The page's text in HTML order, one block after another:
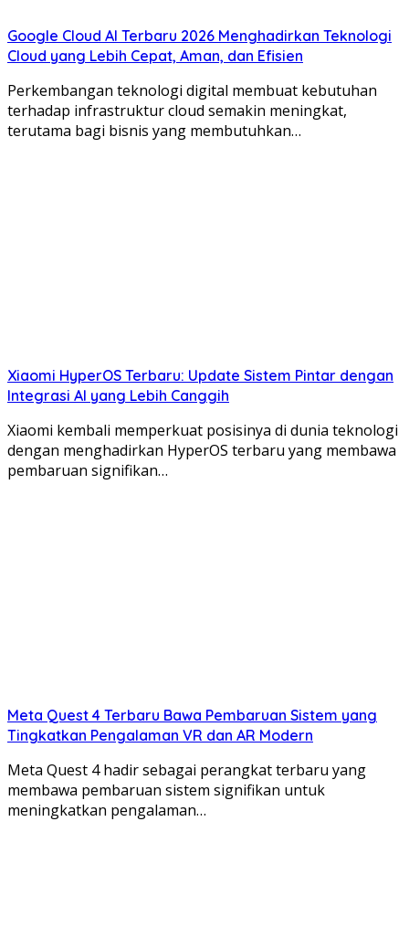
Google Cloud AI Terbaru 2026 Menghadirkan Teknologi
Cloud yang Lebih Cepat, Aman, dan Efisien
Perkembangan teknologi digital membuat kebutuhan
terhadap infrastruktur cloud semakin meningkat,
terutama bagi bisnis yang membutuhkan…
Xiaomi HyperOS Terbaru: Update Sistem Pintar dengan
Integrasi AI yang Lebih Canggih
Xiaomi kembali memperkuat posisinya di dunia teknologi
dengan menghadirkan HyperOS terbaru yang membawa
pembaruan signifikan…
Meta Quest 4 Terbaru Bawa Pembaruan Sistem yang
Tingkatkan Pengalaman VR dan AR Modern
Meta Quest 4 hadir sebagai perangkat terbaru yang
membawa pembaruan sistem signifikan untuk
meningkatkan pengalaman…